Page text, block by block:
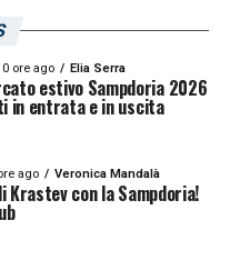
ore ago Elia Serra
estivo Sampdoria 2026
in entrata e in uscita
ago Veronica Mandalà
Krastev con la Sampdoria!